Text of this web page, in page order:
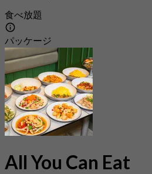
食べ放題
パッケージ
All You Can Eat